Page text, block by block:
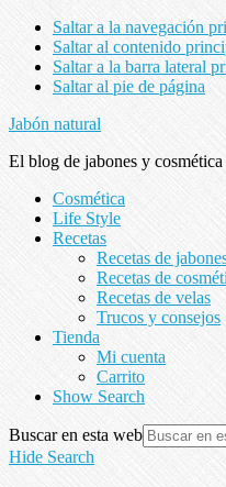
Saltar a la navegación
Saltar al contenido
Saltar a la barra lateral
Saltar al pie de página
Jabón natural
El blog de jabones y cosmética
Cosmética
Life Style
Recetas
Recetas de
Recetas de
Recetas de velas
Trucos y consejos
Tienda
Mi cuenta
Carrito
Show Search
Buscar en esta web
Hide Search